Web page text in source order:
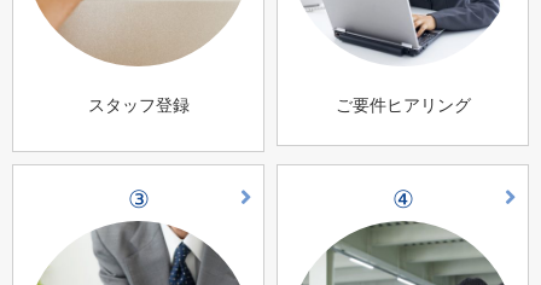
スタッフ登録 ご要件ヒアリング
③ ④